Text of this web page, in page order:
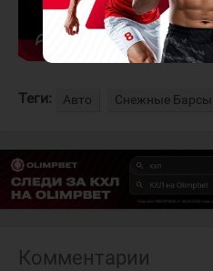
Теги: Авто Снежные Барсы
Комментарии